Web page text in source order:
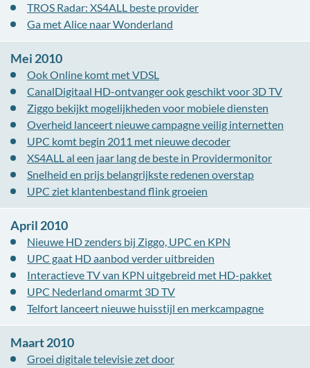
TROS Radar: XS4ALL beste provider
Ga met Alice naar Wonderland
Mei 2010
Ook Online komt met VDSL
CanalDigitaal HD-ontvanger ook geschikt voor 3D TV
Ziggo bekijkt mogelijkheden voor mobiele diensten
Overheid lanceert nieuwe campagne veilig internetten
UPC komt begin 2011 met nieuwe decoder
XS4ALL al een jaar lang de beste in Providermonitor
Snelheid en prijs belangrijkste redenen overstap
UPC ziet klantenbestand flink groeien
April 2010
Nieuwe HD zenders bij Ziggo, UPC en KPN
UPC gaat HD aanbod verder uitbreiden
Interactieve TV van KPN uitgebreid met HD-pakket
UPC Nederland omarmt 3D TV
Telfort lanceert nieuwe huisstijl en merkcampagne
Maart 2010
Groei digitale televisie zet door